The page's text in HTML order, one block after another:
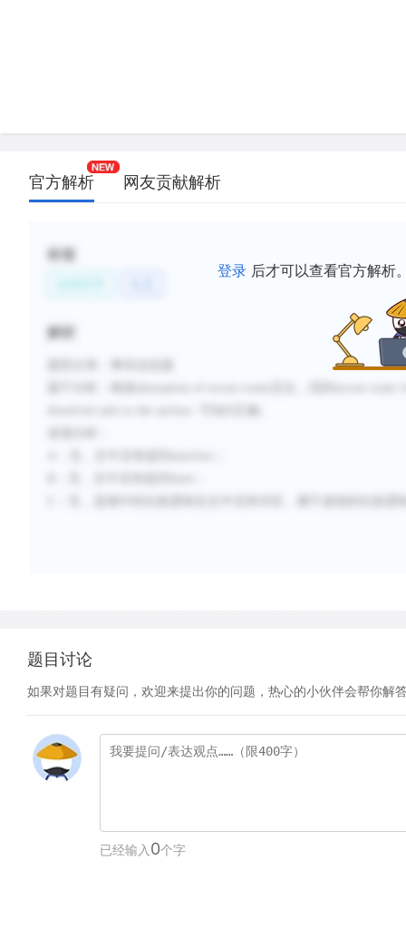
官方解析 网友贡献解析
登录 后才可以查看官方解析
标签
解析
题目讨论
如果对题目有疑问，欢迎来提出你的问题，热心的小伙伴会帮你解
已经输入 0个字